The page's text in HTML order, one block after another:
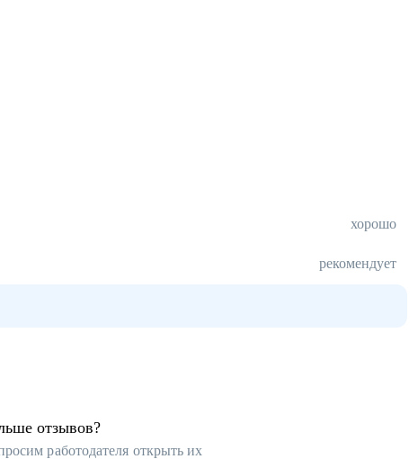
хорошо
рекомендует
отзывов?
работодателя открыть их